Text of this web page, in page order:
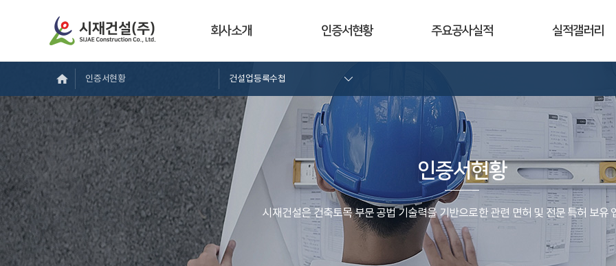
회사소개 인증서현황 주요공사실적 실적갤러리
인증서현황 건설업등록수첩
인증서현황
시재건설은 건축토목 부문 공법 기술력을 기반으로한 관련 면허 및 전문 특허 보유